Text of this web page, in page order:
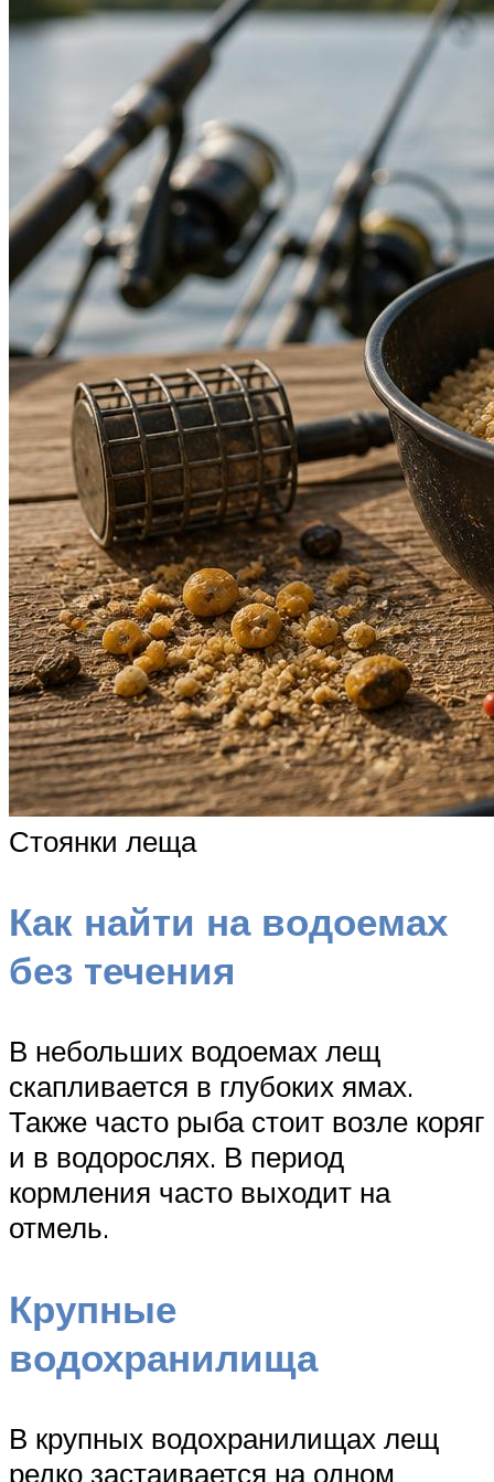
Стоянки леща
Как найти на водоемах
без течения
В небольших водоемах лещ
скапливается в глубоких ямах.
Также часто рыба стоит возле коряг
и в водорослях. В период
кормления часто выходит на
отмель.
Крупные
водохранилища
В крупных водохранилищах лещ
редко застаивается на одном